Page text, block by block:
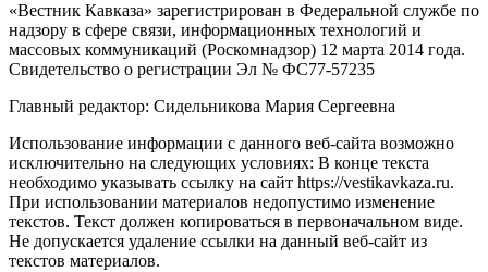
«Вестник Кавказа» зарегистрирован в Федеральной службе по
надзору в сфере связи, информационных технологий и
массовых коммуникаций (Роскомнадзор) 12 марта 2014 года.
Свидетельство о регистрации Эл № ФС77-57235
Главный редактор: Сидельникова Мария Сергеевна
Использование информации с данного веб-сайта возможно
исключительно на следующих условиях: В конце текста
необходимо указывать ссылку на сайт https://vestikavkaza.ru.
При использовании материалов недопустимо изменение
текстов. Текст должен копироваться в первоначальном виде.
Не допускается удаление ссылки на данный веб-сайт из
текстов материалов.